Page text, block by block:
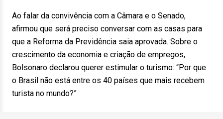
Ao falar da convivência com a Câmara e o Senado,
afirmou que será preciso conversar com as casas para
que a Reforma da Previdência saia aprovada. Sobre o
crescimento da economia e criação de empregos,
Bolsonaro declarou querer estimular o turismo: “Por que
o Brasil não está entre os 40 países que mais recebem
turista no mundo?”